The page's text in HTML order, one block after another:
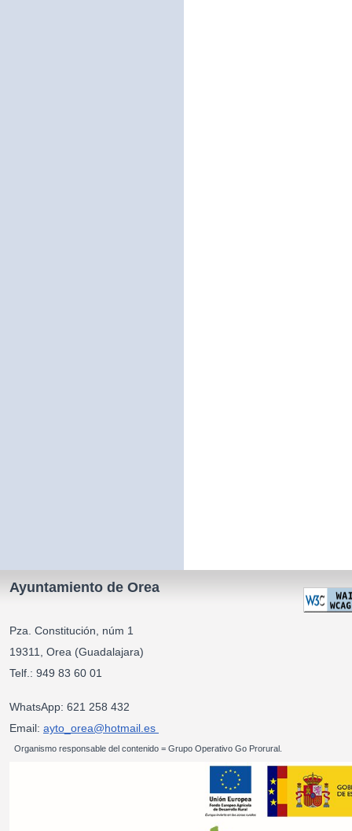
Ayuntamiento de Orea
Pza. Constitución, núm 1
19311, Orea (Guadalajara)
Telf.: 949 83 60 01
WhatsApp: 621 258 432
Email: ayto_orea@hotmail.es
Organismo responsable del contenido = Grupo Operativo Go Prorural.